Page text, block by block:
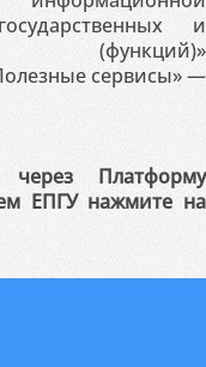
и
(функций)»
сервисы» —
Платформу
ЕПГУ нажмите на